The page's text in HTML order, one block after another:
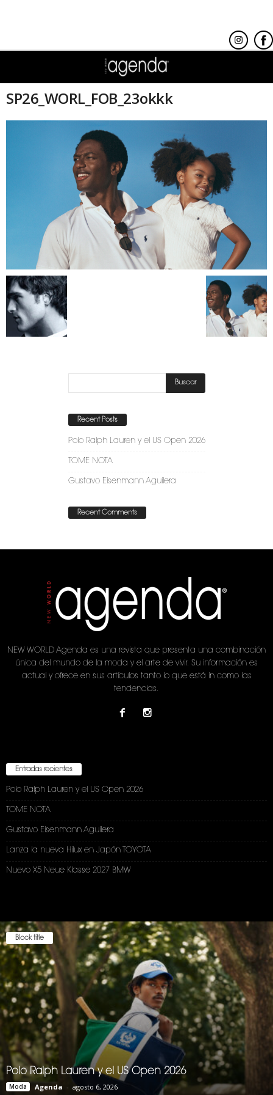
SP26_WORL_FOB_23okkk
Recent Posts
Polo Ralph Lauren y el US Open 2026
TOME NOTA
Gustavo Eisenmann Aguilera
Recent Comments
NEW WORLD Agenda es una revista que presenta una combinación
única del mundo de la moda y el arte de vivir. Su información es
actual y ofrece en sus artículos tanto lo que está in como las
tendencias.
Entradas recientes
Polo Ralph Lauren y el US Open 2026
TOME NOTA
Gustavo Eisenmann Aguilera
Lanza la nueva Hilux en Japón TOYOTA
Nuevo X5 Neue Klasse 2027 BMW
Block title
Polo Ralph Lauren y el US Open 2026
Moda Agenda - agosto 6, 2026